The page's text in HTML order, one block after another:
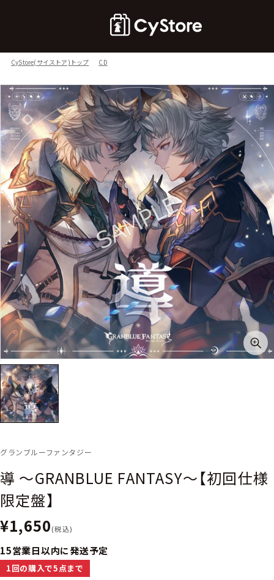
CyStore(サイストア)トップ CD
グランブルーファンタジー
導 〜GRANBLUE FANTASY〜【初回仕様
限定盤】
¥1,650(税込)
15営業日以内に発送予定
1回の購入で5点まで